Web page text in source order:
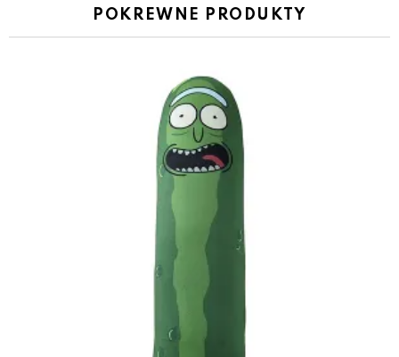
POKREWNE PRODUKTY